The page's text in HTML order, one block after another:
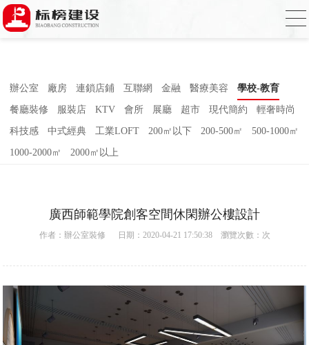
草莓视频下载网址,草莓视频官网,草莓视频
下载色,草莓视频APP无限观看2023
辦公室 廠房 連鎖店鋪 互聯網 金融 醫療美容 學校-教育
餐廳裝修 服裝店 KTV 會所 展廳 超市 現代簡約 輕奢時尚
科技感 中式經典 工業LOFT 200㎡以下 200-500㎡ 500-1000㎡
1000-2000㎡ 2000㎡以上
廣西師範學院創客空間休閑辦公樓設計
作者： 辦公室裝修 日期：2020-04-21 17:50:38 瀏覽次數： 次